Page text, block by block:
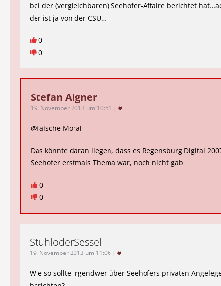
bei der (vergleichbaren) Seehofer-Affaire berichtet
der ist ja von der CSU…
0
0
Stefan Aigner
19. November 2013 um 10:51 | #
@falsche Moral
Das könnte daran liegen, dass es Regensburg Digital
Seehofer erstmals Thema war, noch nicht gab.
0
0
StuhloderSessel
19. November 2013 um 11:06 | #
Wie so sollte irgendwer über Seehofers privaten